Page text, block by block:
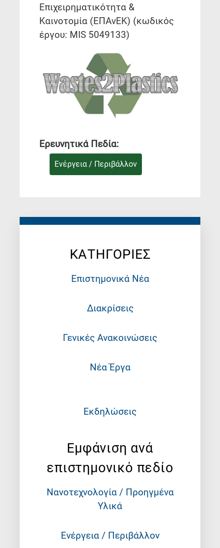
ΚΑΤΗΓΟΡΙΕΣ
Επιστημονικά Νέα
Διακρίσεις
Γενικές Ανακοινώσεις
Νέα Έργα
Εκδηλώσεις
Εμφάνιση ανά
επιστημονικό πεδίο
Νανοτεχνολογία / Προηγμένα
Υλικά
Ενέργεια / Περιβάλλον
Επιχειρηματικότητα &
Καινοτομία (ΕΠΑνΕΚ) (κωδικός
έργου: MIS 5049133)
Ερευνητικά Πεδία:
Ενέργεια / Περιβάλλον